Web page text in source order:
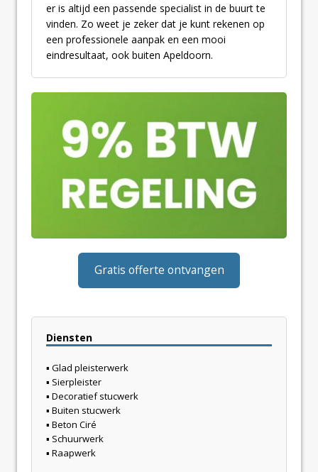
er is altijd een passende specialist in de buurt te
vinden. Zo weet je zeker dat je kunt rekenen op
een professionele aanpak en een mooi
eindresultaat, ook buiten Apeldoorn.
Gratis offerte ontvangen
Diensten
▪ Glad pleisterwerk
▪ Sierpleister
▪ Decoratief stucwerk
▪ Buiten stucwerk
▪ Beton Ciré
▪ Schuurwerk
▪ Raapwerk